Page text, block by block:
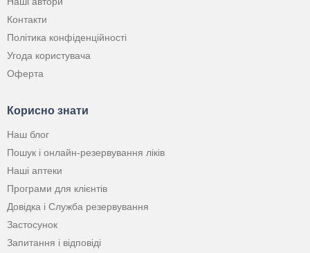
Контакти
Політика конфіденційності
Угода користувача
Оферта
Корисно знати
Наш блог
Пошук і онлайн-резервування ліків
Наші аптеки
Програми для клієнтів
Довідка і Служба резервування
Застосунок
Запитання і відповіді